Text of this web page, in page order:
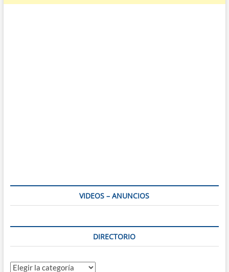
VIDEOS – ANUNCIOS
DIRECTORIO
Directorio